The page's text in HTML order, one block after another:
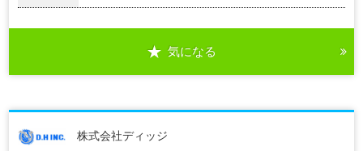
気になる
株式会社ディッジ